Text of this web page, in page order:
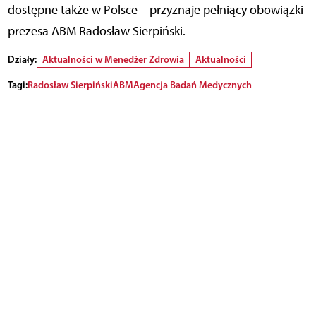
dostępne także w Polsce – przyznaje pełniący obowiązki
prezesa ABM Radosław Sierpiński.
Działy: Aktualności w Menedżer Zdrowia
Aktualności
Tagi:Radosław SierpińskiABMAgencja Badań Medycznych